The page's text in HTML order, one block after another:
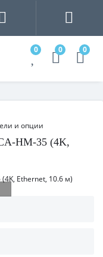
0 0 0
и опции
HM-35 (4K,